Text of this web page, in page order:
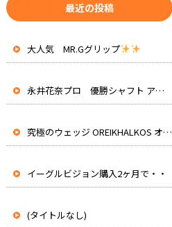
最近の投稿
大人気 MR.Gグリップ
永井花奈プロ 優勝シャフト アッタスRXピュアブルー 先行入荷
究極のウェッジ OREIKHALKOS オレイカルコス
イーグルビジョン購入2ヶ月で・・
(タイトルなし)